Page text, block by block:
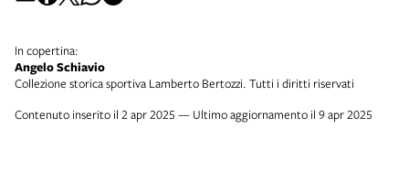
In copertina:
Angelo Schiavio
Collezione storica sportiva Lamberto Bertozzi. Tutti i diritti riservati
Contenuto inserito il 2 apr 2025 — Ultimo aggiornamento il 9 apr 2025